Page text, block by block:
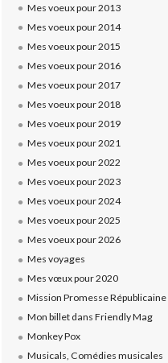
Mes voeux pour 2013
Mes voeux pour 2014
Mes voeux pour 2015
Mes voeux pour 2016
Mes voeux pour 2017
Mes voeux pour 2018
Mes voeux pour 2019
Mes voeux pour 2021
Mes voeux pour 2022
Mes voeux pour 2023
Mes voeux pour 2024
Mes voeux pour 2025
Mes voeux pour 2026
Mes voyages
Mes vœux pour 2020
Mission Promesse Républicaine
Mon billet dans Friendly Mag
Monkey Pox
Musicals, Comédies musicales